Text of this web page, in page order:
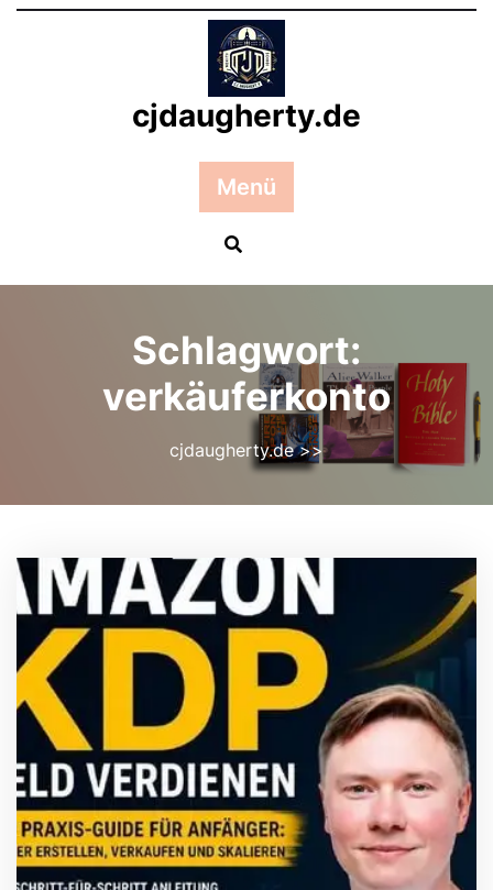
Zum
cjdaugherty.de
Menü
Schlagwort:
verkäuferkonto
cjdaugherty.de>>